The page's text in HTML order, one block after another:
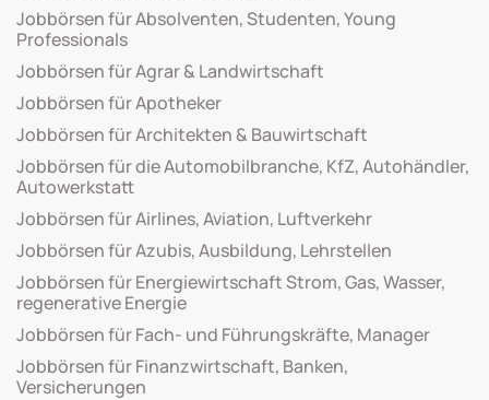
Jobbörsen für Absolventen, Studenten, Young
Professionals
Jobbörsen für Agrar & Landwirtschaft
Jobbörsen für Apotheker
Jobbörsen für Architekten & Bauwirtschaft
Jobbörsen für die Automobilbranche, KfZ, Autohändler,
Autowerkstatt
Jobbörsen für Airlines, Aviation, Luftverkehr
Jobbörsen für Azubis, Ausbildung, Lehrstellen
Jobbörsen für Energiewirtschaft Strom, Gas, Wasser,
regenerative Energie
Jobbörsen für Fach- und Führungskräfte, Manager
Jobbörsen für Finanzwirtschaft, Banken,
Versicherungen